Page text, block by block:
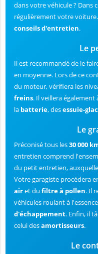
dans votre véhicule ? Dans
régulièrement votre
conseils d'entretien.
Le
Il est recommandé de le
en moyenne. Lors de ce
du moteur, vérifiera les
freins. Il veillera
la batterie, desessuie-
Le
Préconisé tous les30 000
entretien comprend
du petit entretien,
Votre garagiste procédera
airet du filtre à pollen. Il
véhicules roulant à
d'échappement. Enfin, il
celui desamortisseurs.
Le